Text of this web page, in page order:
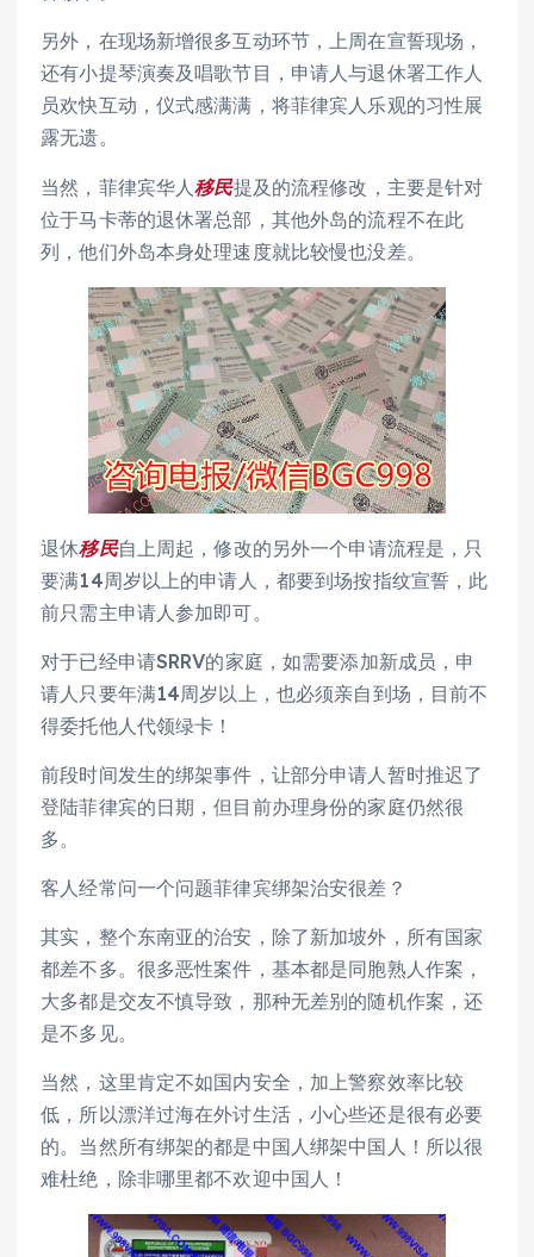
另外，在现场新增很多互动环节，上周在宣誓现场，
还有小提琴演奏及唱歌节目，申请人与退休署工作人
员欢快互动，仪式感满满，将菲律宾人乐观的习性展
露无遗。
当然，菲律宾华人移民提及的流程修改，主要是针对
位于马卡蒂的退休署总部，其他外岛的流程不在此
列，他们外岛本身处理速度就比较慢也没差。
退休移民自上周起，修改的另外一个申请流程是，只
要满14周岁以上的申请人，都要到场按指纹宣誓，此
前只需主申请人参加即可。
对于已经申请SRRV的家庭，如需要添加新成员，申
请人只要年满14周岁以上，也必须亲自到场，目前不
得委托他人代领绿卡！
前段时间发生的绑架事件，让部分申请人暂时推迟了
登陆菲律宾的日期，但目前办理身份的家庭仍然很
多。
客人经常问一个问题菲律宾绑架治安很差？
其实，整个东南亚的治安，除了新加坡外，所有国家
都差不多。很多恶性案件，基本都是同胞熟人作案，
大多都是交友不慎导致，那种无差别的随机作案，还
是不多见。
当然，这里肯定不如国内安全，加上警察效率比较
低，所以漂洋过海在外讨生活，小心些还是很有必要
的。当然所有绑架的都是中国人绑架中国人！所以很
难杜绝，除非哪里都不欢迎中国人！